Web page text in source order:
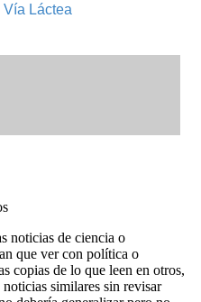
Vía Láctea